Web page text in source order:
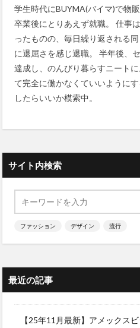
学生時代にBUYMA(バイマ)で物
卒業後にとりあえず就職。 仕事
ったものの、毎日繰り返される
に退屈さを感じ退職。 半年後、
達成し、のんびり暮らすニート
て完全に働かなくていいように
したらいいか模索中。
サイト内検索
ファッション デザイン 流行
最近の記事
【25年11月最新】アメックス